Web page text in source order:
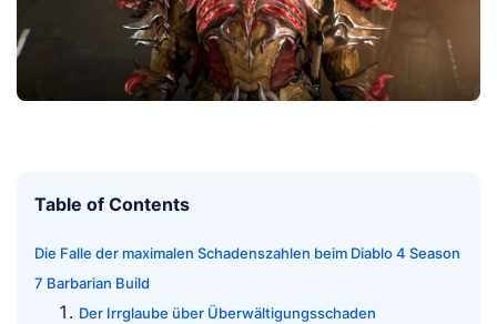
Table of Contents
Die Falle der maximalen Schadenszahlen beim Diablo 4 Season
7 Barbarian Build
Der Irrglaube über Überwältigungsschaden